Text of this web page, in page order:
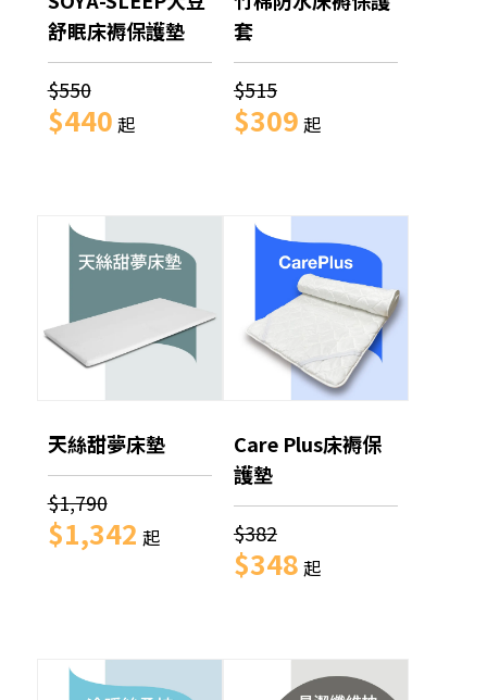
舒眠床褥保護墊
$550
$440 起
套
$515
$309 起
天絲甜夢床墊
$1,790
$1,342 起
Care Plus床褥保
護墊
$382
$348 起